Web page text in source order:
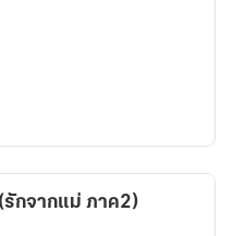
รักจากแม่ ภาค2)